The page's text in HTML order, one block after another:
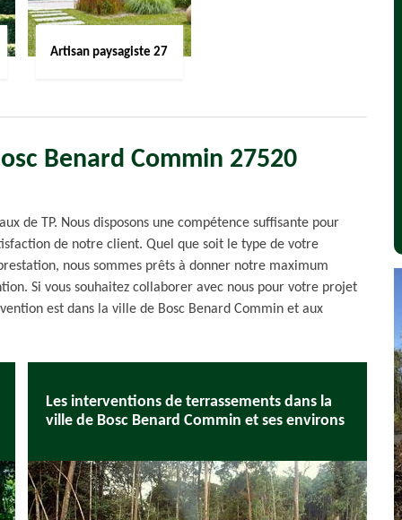
Artisan paysagiste 27
Benard Commin 27520
de TP. Nous disposons une compétence suffisante pour
de notre client. Quel que soit le type de votre
nous sommes prêts à donner notre maximum
Si vous souhaitez collaborer avec nous pour votre projet
est dans la ville de Bosc Benard Commin et aux
Les interventions de terrassements dans la
ville de Bosc Benard Commin et ses environs